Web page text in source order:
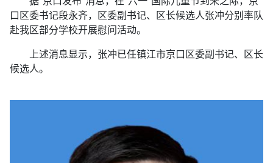
口区委书记段永齐，区委副书记、区长候选人张冲分别率队
赴我区部分学校开展慰问活动。
上述消息显示，张冲已任镇江市京口区委副书记、区长
候选人。